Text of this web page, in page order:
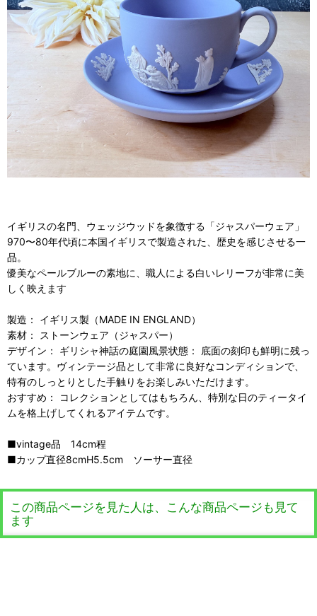
イギリスの名門、ウェッジウッドを象徴する「ジャスパーウェア」
970〜80年代頃に本国イギリスで製造された、歴史を感じさせる一
品。
優美なペールブルーの素地に、職人による白いレリーフが非常に美
しく映えます
製造： イギリス製（MADE IN ENGLAND）
素材： ストーンウェア（ジャスパー）
デザイン： ギリシャ神話の庭園風景状態： 底面の刻印も鮮明に残っ
ています。ヴィンテージ品として非常に良好なコンディションで、
特有のしっとりとした手触りをお楽しみいただけます。
おすすめ： コレクションとしてはもちろん、特別な日のティータイ
ムを格上げしてくれるアイテムです。
■vintage品 14cm程
■カップ直径8cmH5.5cm ソーサー直径
この商品ページを見た人は、こんな商品ページも見て
ます